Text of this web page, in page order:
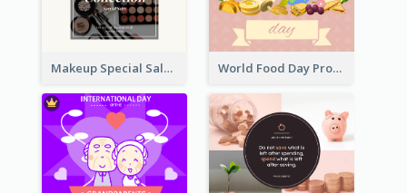
Makeup Special Sale Facebook Post World Food Day Promote Facebook Post